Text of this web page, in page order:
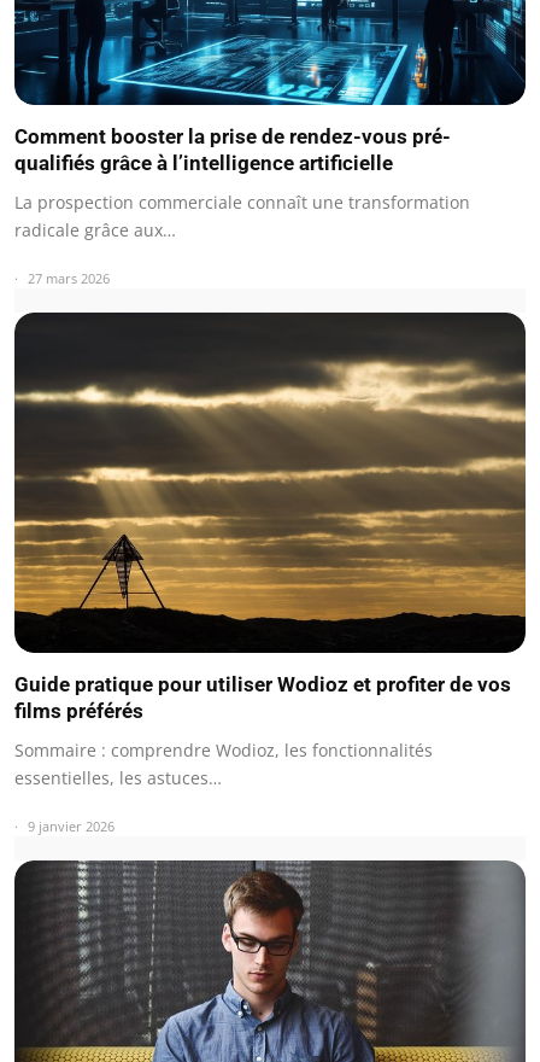
Comment booster la prise de rendez-vous pré-
qualifiés grâce à l’intelligence artificielle
La prospection commerciale connaît une transformation
radicale grâce aux…
27 mars 2026
Guide pratique pour utiliser Wodioz et profiter de vos
films préférés
Sommaire : comprendre Wodioz, les fonctionnalités
essentielles, les astuces…
9 janvier 2026